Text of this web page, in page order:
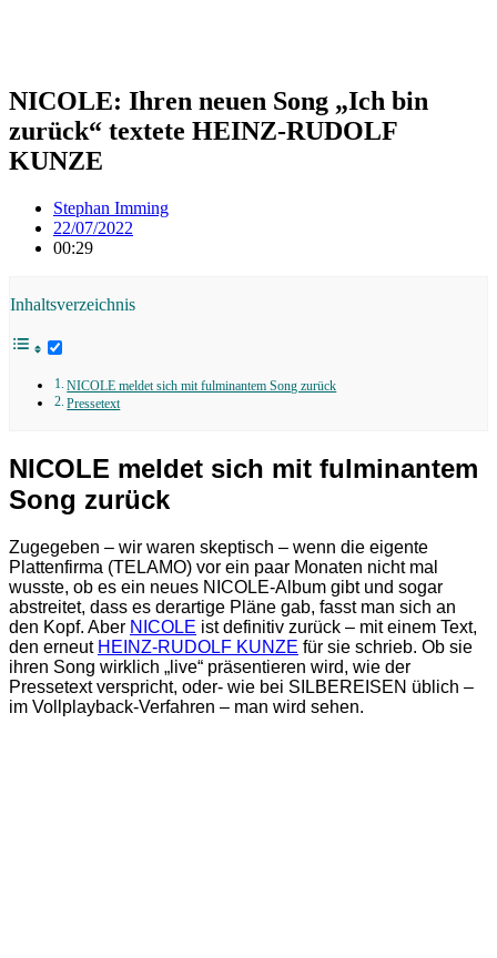
NICOLE: Ihren neuen Song „Ich bin
zurück“ textete HEINZ-RUDOLF
KUNZE
Stephan Imming
22/07/2022
00:29
Inhaltsverzeichnis
NICOLE meldet sich mit fulminantem Song zurück
Pressetext
NICOLE meldet sich mit fulminantem
Song zurück
Zugegeben – wir waren skeptisch – wenn die eigente
Plattenfirma (TELAMO) vor ein paar Monaten nicht mal
wusste, ob es ein neues NICOLE-Album gibt und sogar
abstreitet, dass es derartige Pläne gab, fasst man sich an
den Kopf. Aber NICOLE ist definitiv zurück – mit einem Text,
den erneut HEINZ-RUDOLF KUNZE für sie schrieb. Ob sie
ihren Song wirklich „live“ präsentieren wird, wie der
Pressetext verspricht, oder- wie bei SILBEREISEN üblich –
im Vollplayback-Verfahren – man wird sehen.